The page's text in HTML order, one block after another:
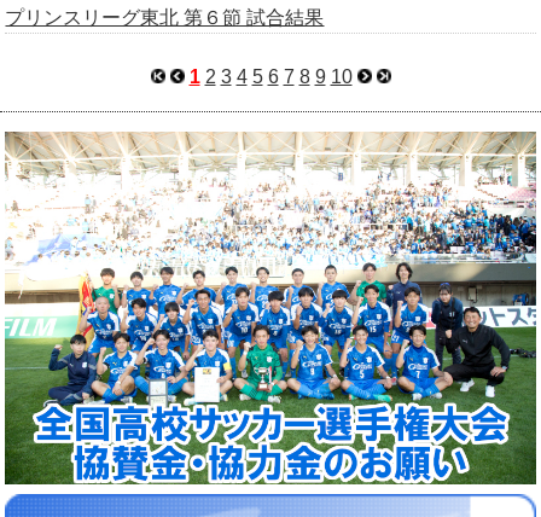
プリンスリーグ東北 第６節 試合結果
1 2 3 4 5 6 7 8 9 10